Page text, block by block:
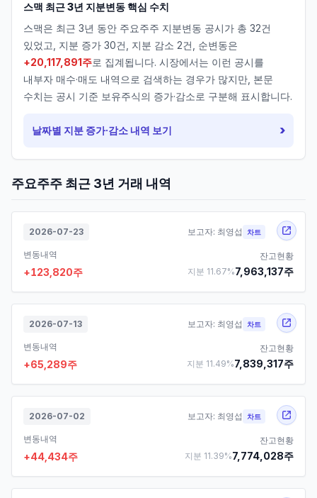
스맥 최근 3년 지분변동 핵심 수치
스맥은 최근 3년 동안 주요주주 지분변동 공시가 총 32건
있었고, 지분 증가 30건, 지분 감소 2건, 순변동은
+20,117,891주로 집계됩니다. 시장에서는 이런 공시를
내부자 매수·매도 내역으로 검색하는 경우가 많지만, 본문
수치는 공시 기준 보유주식의 증가·감소로 구분해 표시합니다.
날짜별 지분 증가·감소 내역 보기 ›
주요주주 최근 3년 거래 내역
2026-07-23 보고자: 최영섭 차트
변동내역
+123,820주
잔고현황
지분 11.67%7,963,137주
2026-07-13 보고자: 최영섭 차트
변동내역
+65,289주
잔고현황
지분 11.49%7,839,317주
2026-07-02 보고자: 최영섭 차트
변동내역
+44,434주
잔고현황
지분 11.39%7,774,028주